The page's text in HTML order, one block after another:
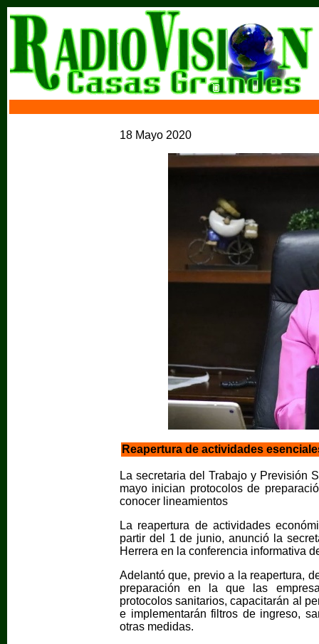
18 Mayo 2020
Reapertura de actividades
La secretaria del Trabajo y Previsión
mayo inician protocolos de
conocer lineamientos
La reapertura de actividades
partir del 1 de junio, anunció la
Herrera en la conferencia informativa
Adelantó que, previo a la reapertura,
preparación en la que las
protocolos sanitarios, capacitarán al
e implementarán filtros de ingreso,
otras medidas.